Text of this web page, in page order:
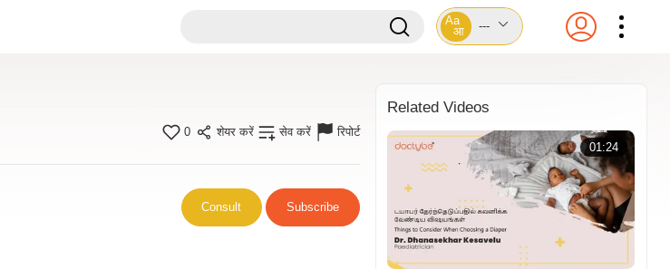
Aa
आ
---
0 शेयर करें सेव करें रिपोर्ट
Consult Subscribe
Related Videos
01:24